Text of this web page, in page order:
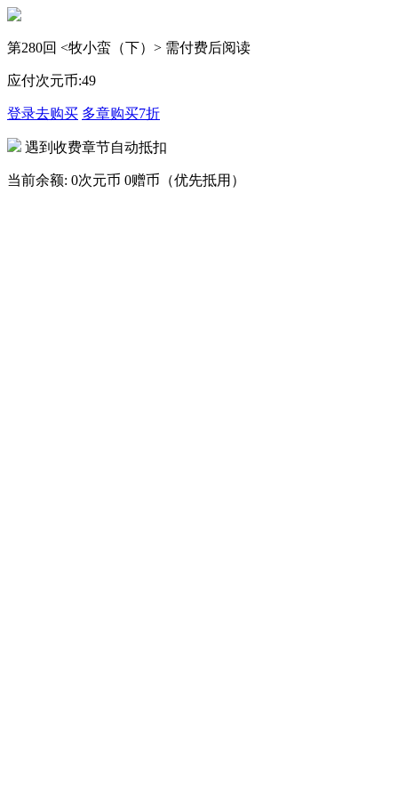
第280回 <牧小蛮（下）> 需付费后阅读
应付次元币:49
登录去购买 多章购买7折
遇到收费章节自动抵扣
当前余额: 0次元币 0赠币（优先抵用）